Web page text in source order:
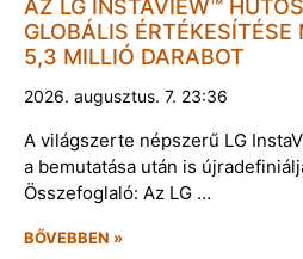
AZ LG INSTAVIEW™
GLOBÁLIS
5,3 MILLIÓ DARABOT
2026. augusztus. 7. 23:36
A világszerte népszerű LG
a bemutatása után is
Összefoglaló: Az LG …
BŐVEBBEN »